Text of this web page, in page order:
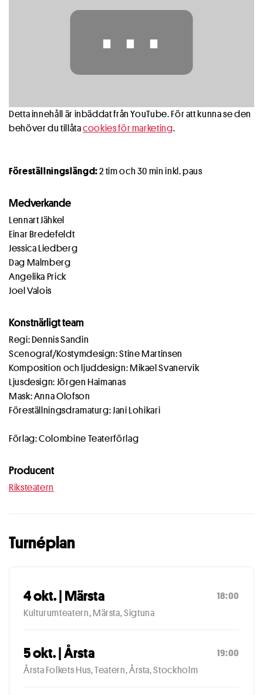
⋯
Detta innehåll är inbäddat från YouTube. För att kunna se den
behöver du tillåtacookies för marketing.
Föreställningslängd:2 tim och 30 min inkl. paus
Medverkande
Lennart Jähkel
Einar Bredefeldt
Jessica Liedberg
Dag Malmberg
Angelika Prick
Joel Valois
Konstnärligt team
Regi: Dennis Sandin
Scenograf/Kostymdesign: Stine Martinsen
Komposition och ljuddesign: Mikael Svanervik
Ljusdesign: Jörgen Haimanas
Mask: Anna Olofson
Föreställningsdramaturg: Jani Lohikari
Förlag: Colombine Teaterförlag
Producent
Riksteatern
Turnéplan
4 okt. | Märsta
Kulturumteatern, Märsta, Sigtuna
18:00
5 okt. | Årsta
Årsta Folkets Hus, Teatern, Årsta, Stockholm
19:00